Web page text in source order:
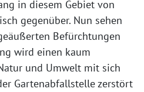
in diesem Gebiet von
gegenüber. Nun sehen
Befürchtungen
wird einen kaum
und Umwelt mit sich
Gartenabfallstelle zerstört